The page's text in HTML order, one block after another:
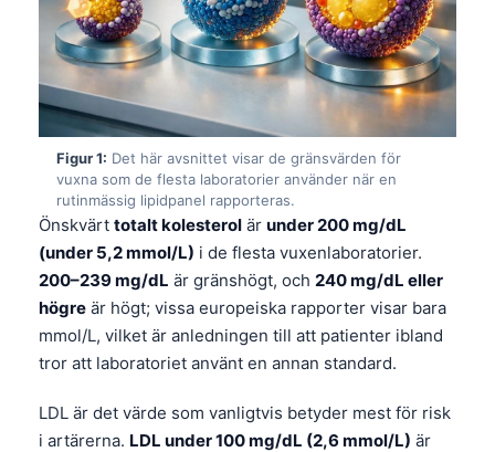
Figur 1: Det här avsnittet visar de gränsvärden för
vuxna som de flesta laboratorier använder när en
rutinmässig lipidpanel rapporteras.
Önskvärt totalt kolesterol är under 200 mg/dL
(under 5,2 mmol/L) i de flesta vuxenlaboratorier.
200–239 mg/dL är gränshögt, och 240 mg/dL eller
högre är högt; vissa europeiska rapporter visar bara
mmol/L, vilket är anledningen till att patienter ibland
tror att laboratoriet använt en annan standard.
LDL är det värde som vanligtvis betyder mest för risk
i artärerna. LDL under 100 mg/dL (2,6 mmol/L) är